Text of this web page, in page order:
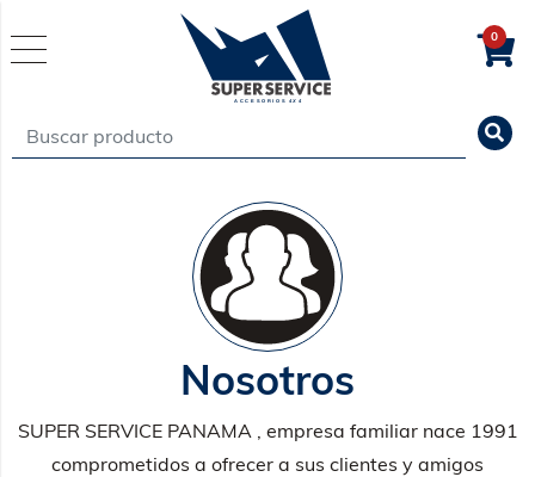
0
Nosotros
SUPER SERVICE PANAMA , empresa familiar nace 1991
comprometidos a ofrecer a sus clientes y amigos